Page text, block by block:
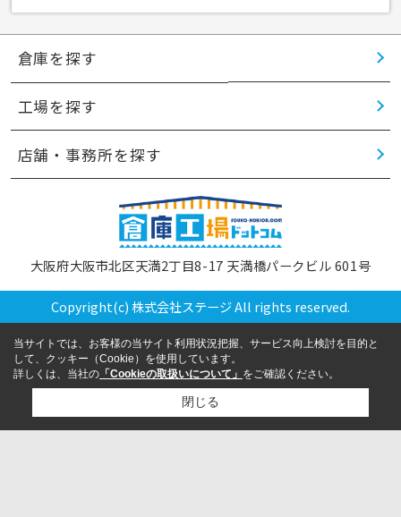
倉庫を探す
工場を探す
店舗・事務所を探す
大阪府大阪市北区天満2丁目8-17 天満橋パークビル 601号
Copyright(c) 株式会社ステージ All rights reserved.
当サイトでは、お客様の当サイト利用状況把握、サービス向上検討を目的と
して、クッキー（Cookie）を使用しています。
詳しくは、当社の 「Cookieの取扱いについて」 をご確認ください。
閉じる